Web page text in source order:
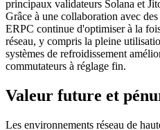
principaux validateurs Solana et
Grâce à une collaboration avec
ERPC continue d'optimiser à la
réseau, y compris la pleine
systèmes de refroidissement
commutateurs à réglage fin.
Valeur future et
Les environnements réseau de